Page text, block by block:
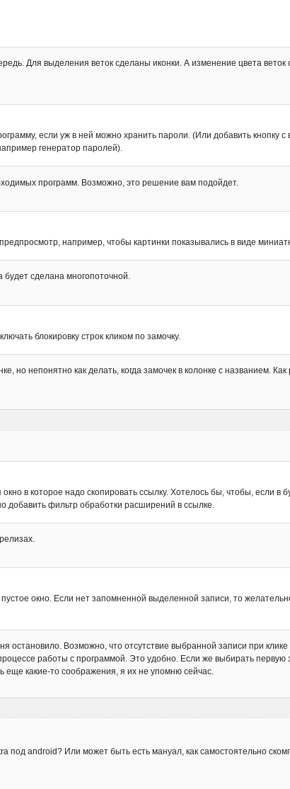
Для выделения веток сделаны иконки. А изменение цвета
если уж в ней можно хранить пароли. (Или добавить кнопку
генератор паролей).
программ. Возможно, это решение вам подойдет.
например, чтобы картинки показывались в виде
будет сделана многопоточной.
блокировку строк кликом по замочку.
но непонятно как делать, когда замочек в колонке с названием. Как
в которое надо скопировать ссылку. Хотелось бы, чтобы, если в
добавить фильтр обработки расширений в ссылке.
окно. Если нет запомненной выделенной записи, то
остановило. Возможно, что отсутствие выбранной записи при клике
работы с программой. Это удобно. Если же выбирать первую
еще какие-то соображения, я их не упомню сейчас.
под android? Или может быть есть мануал, как самостоятельно